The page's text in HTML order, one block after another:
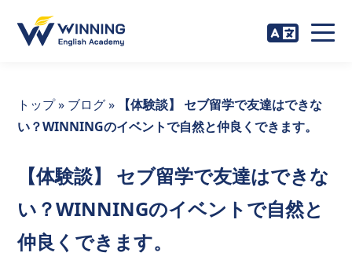
トップ» ブログ»
【体験談】 セブ留学で友達はできな
い？WINNINGのイベントで自然と仲良くできます。
【体験談】 セブ留学で友達はできな
い？WINNINGのイベントで自然と
仲良くできます。